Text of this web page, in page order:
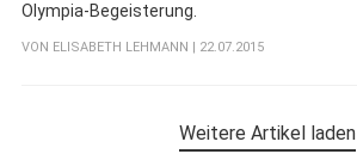
Olympia-Begeisterung.
VON ELISABETH LEHMANN | 22.07.2015
Weitere Artikel laden